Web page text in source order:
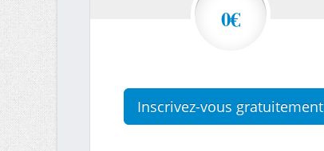
0€
Inscrivez-vous gratuitement